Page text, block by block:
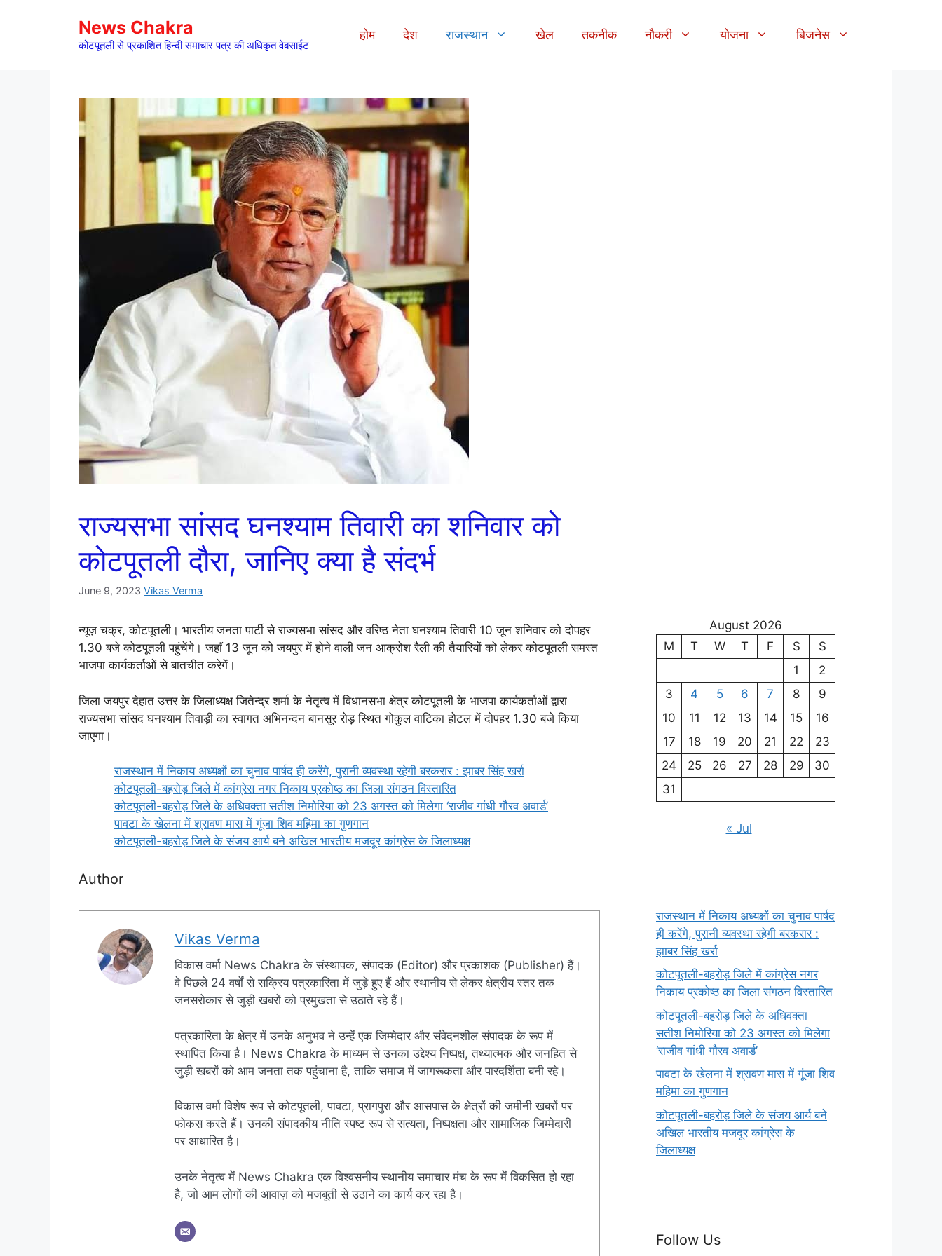
News Chakra
कोटपूतली से प्रकाशित हिन्दी समाचार पत्र की अधिकृत वेबसाईट
होम देश राजस्थान खेल तकनीक नौकरी योजना बिजनेस
राज्यसभा सांसद घनश्याम तिवारी का शनिवार को
कोटपूतली दौरा, जानिए क्या है संदर्भ
June 9, 2023 Vikas Verma
न्यूज़ चक्र, कोटपूतली। भारतीय जनता पार्टी से राज्यसभा सांसद और वरिष्ठ नेता घनश्याम तिवारी 10 जून शनिवार को दोपहर
1.30 बजे कोटपूतली पहुंचेंगे। जहाॅं 13 जून को जयपुर में होने वाली जन आक्रोश रैली की तैयारियों को लेकर कोटपूतली समस्त
भाजपा कार्यकर्ताओं से बातचीत करेगें।
जिला जयपुर देहात उत्तर के जिलाध्यक्ष जितेन्द्र शर्मा के नेतृत्व में विधानसभा क्षेत्र कोटपूतली के भाजपा कार्यकर्ताओं द्वारा
राज्यसभा सांसद घनश्याम तिवाड़ी का स्वागत अभिनन्दन बानसूर रोड़ स्थित गोकुल वाटिका होटल में दोपहर 1.30 बजे किया
जाएगा।
राजस्थान में निकाय अध्यक्षों का चुनाव पार्षद ही करेंगे, पुरानी व्यवस्था रहेगी बरकरार : झाबर सिंह खर्रा
कोटपूतली-बहरोड़ जिले में कांग्रेस नगर निकाय प्रकोष्ठ का जिला संगठन विस्तारित
कोटपूतली-बहरोड़ जिले के अधिवक्ता सतीश निमोरिया को 23 अगस्त को मिलेगा ‘राजीव गांधी गौरव अवार्ड’
पावटा के खेलना में श्रावण मास में गूंजा शिव महिमा का गुणगान
कोटपूतली-बहरोड़ जिले के संजय आर्य बने अखिल भारतीय मजदूर कांग्रेस के जिलाध्यक्ष
Author
Vikas Verma
विकास वर्मा News Chakra के संस्थापक, संपादक (Editor) और प्रकाशक (Publisher) हैं।
वे पिछले 24 वर्षों से सक्रिय पत्रकारिता में जुड़े हुए हैं और स्थानीय से लेकर क्षेत्रीय स्तर तक
जनसरोकार से जुड़ी खबरों को प्रमुखता से उठाते रहे हैं।
पत्रकारिता के क्षेत्र में उनके अनुभव ने उन्हें एक जिम्मेदार और संवेदनशील संपादक के रूप में
स्थापित किया है। News Chakra के माध्यम से उनका उद्देश्य निष्पक्ष, तथ्यात्मक और जनहित से
जुड़ी खबरों को आम जनता तक पहुंचाना है, ताकि समाज में जागरूकता और पारदर्शिता बनी रहे।
विकास वर्मा विशेष रूप से कोटपूतली, पावटा, प्रागपुरा और आसपास के क्षेत्रों की जमीनी खबरों पर
फोकस करते हैं। उनकी संपादकीय नीति स्पष्ट रूप से सत्यता, निष्पक्षता और सामाजिक जिम्मेदारी
पर आधारित है।
उनके नेतृत्व में News Chakra एक विश्वसनीय स्थानीय समाचार मंच के रूप में विकसित हो रहा
है, जो आम लोगों की आवाज़ को मजबूती से उठाने का कार्य कर रहा है।
August 2026
M
T W T F S
S
1
2
3
4 5 6 7 8
9
10
11 12 13 14 15
16
17
18 19 20 21 22
23
24
25 26 27 28 29
30
31
« Jul
राजस्थान में निकाय अध्यक्षों का चुनाव पार्षद
ही करेंगे, पुरानी व्यवस्था रहेगी बरकरार :
झाबर सिंह खर्रा
कोटपूतली-बहरोड़ जिले में कांग्रेस नगर
निकाय प्रकोष्ठ का जिला संगठन विस्तारित
कोटपूतली-बहरोड़ जिले के अधिवक्ता
सतीश निमोरिया को 23 अगस्त को मिलेगा
‘राजीव गांधी गौरव अवार्ड’
पावटा के खेलना में श्रावण मास में गूंजा शिव
महिमा का गुणगान
कोटपूतली-बहरोड़ जिले के संजय आर्य बने
अखिल भारतीय मजदूर कांग्रेस के
जिलाध्यक्ष
Follow Us